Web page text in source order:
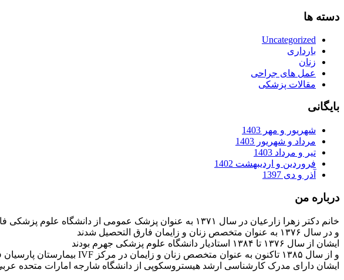
دسته ها
Uncategorized
بارداری
زنان
عمل های جراحی
مقالات پزشکی
بایگانی
شهریور و مهر 1403
مرداد و شهریور 1403
تیر و مرداد 1403
فروردین و اردیبهشت 1402
آذر و دی 1397
درباره من
خانم دکتر زهرا زارعیان در سال ۱۳۷۱ به عنوان پزشک عمومی از دانشگاه علوم پزشکی فارغ التحصیل شدند
و در سال ۱۳۷۶ به عنوان متخصص زنان و زایمان فارق التحصیل شدند
ایشان از سال ۱۳۷۶ تا ۱۳۸۴ استادیار دانشگاه علوم پزشکی جهرم بودند
و از سال ۱۳۸۵ تاکنون به عنوان متخصص زنان و زایمان در مرکز IVF بیمارستان پارسیان فعالیت دارند.
ایشان دارای مدرک کارشناسی ارشد هیستروسکوپی از دانشگاه شارجه امارات متحده